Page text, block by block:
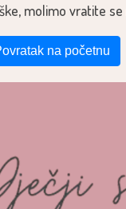
molimo vratite
na početnu